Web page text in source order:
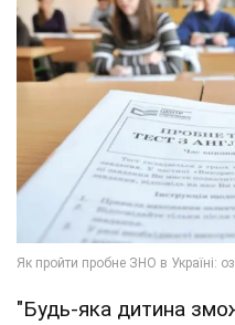
"Будь-яка дитина